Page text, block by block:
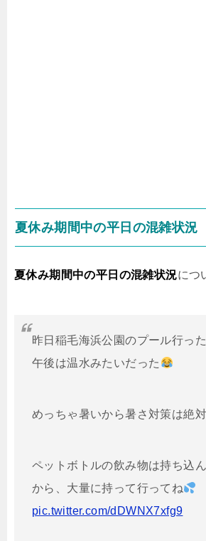
夏休み期間中の平日の混雑状況
夏休み期間中の平日の混雑状況につ
昨日稲毛海浜公園のプール行っ
午後は温水みたいだった
めっちゃ暑いから暑さ対策は絶対
ペットボトルの飲み物は持ち込
から、大量に持って行ってね
pic.twitter.com/dDWNX7xfg9